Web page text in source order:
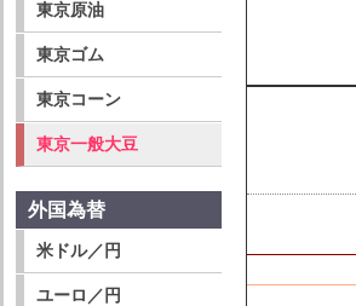
東京原油
東京ゴム
東京コーン
東京一般大豆
外国為替
米ドル／円
ユーロ／円